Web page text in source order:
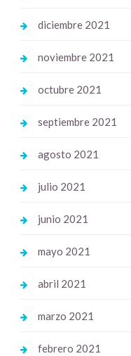
diciembre 2021
noviembre 2021
octubre 2021
septiembre 2021
agosto 2021
julio 2021
junio 2021
mayo 2021
abril 2021
marzo 2021
febrero 2021